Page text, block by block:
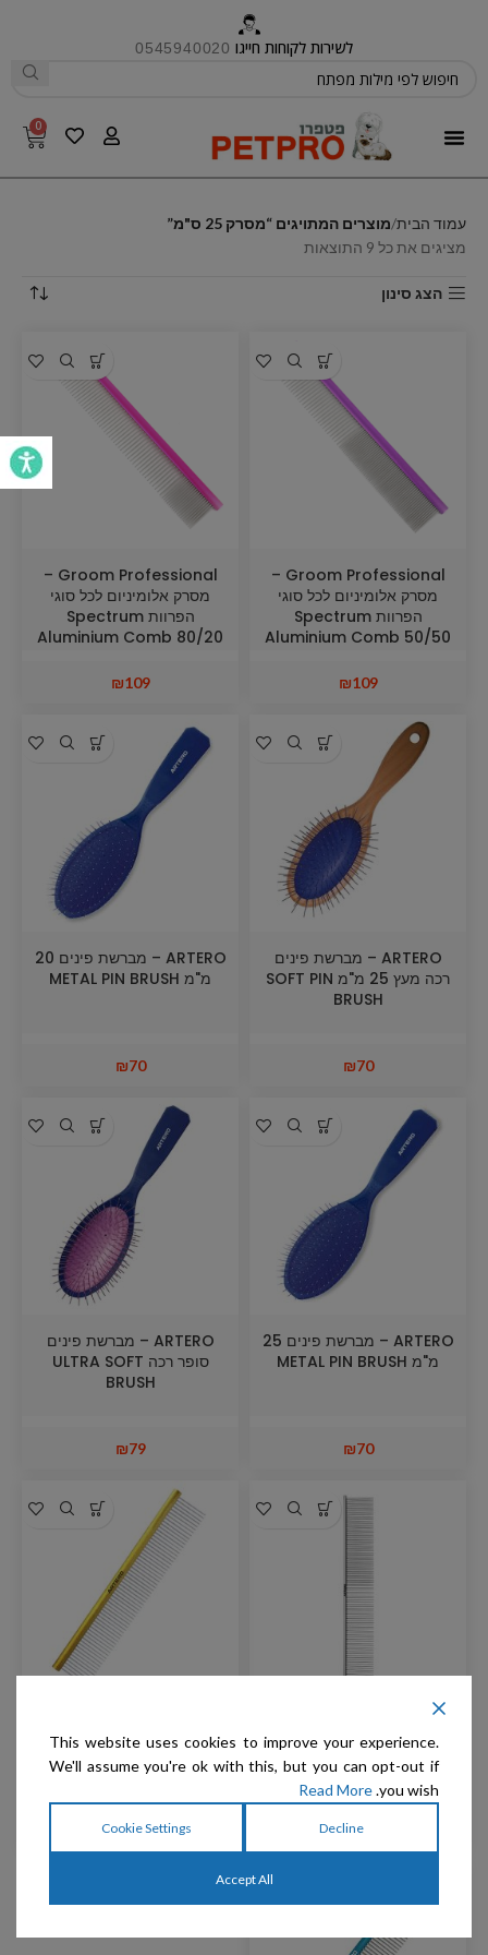
לשירות לקוחות חייגו 0545940020
0
עמוד הבית מוצרים המתויגים “מסרק 25 ס"מ”
מציגים את כל ⁦9⁩ התוצאות
הצג סינון
Groom Professional –
מסרק אלומיניום לכל סוגי
הפרוות Spectrum
Aluminium Comb 50/50
₪109
Groom Professional –
מסרק אלומיניום לכל סוגי
הפרוות Spectrum
Aluminium Comb 80/20
₪109
ARTERO – מברשת פינים
רכה מעץ 25 מ"מ SOFT PIN
BRUSH
₪70
ARTERO – מברשת פינים 20
מ"מ METAL PIN BRUSH
₪70
ARTERO – מברשת פינים 25
מ"מ METAL PIN BRUSH
₪70
ARTERO – מברשת פינים
סופר רכה ULTRA SOFT
BRUSH
₪79
80/20 – אורך פינים 3.3 ס"מ
₪129
אורך פינים 3.5 ס"מ GIANT
COMB GOLD
₪129
This website uses cookies to improve your experience.
We'll assume you're ok with this, but you can opt-out if
you wish.
Read More
Decline
Cookie Settings
Accept All